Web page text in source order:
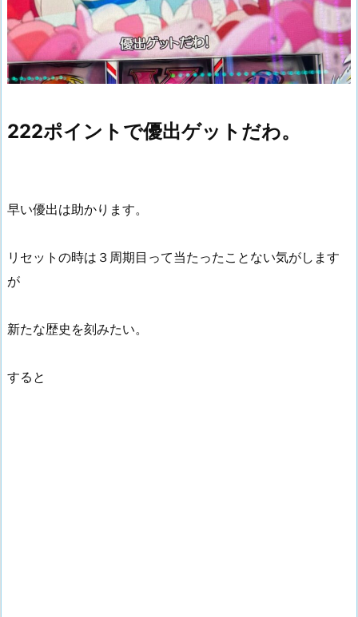
222ポイントで優出ゲットだわ。
早い優出は助かります。
リセットの時は３周期目って当たったことない気がします
が
新たな歴史を刻みたい。
すると